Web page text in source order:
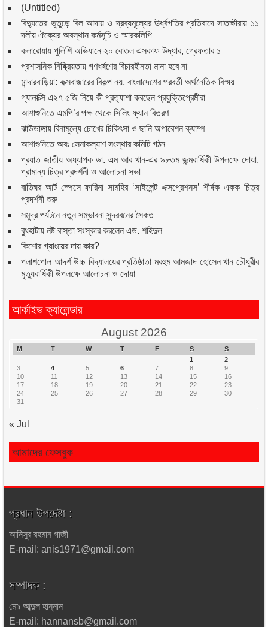
(Untitled)
বিদ্যুতের ভূতুড়ে বিল আদায় ও দ্রব্যমূল্যের ঊর্ধ্বগতির প্রতিবাদে সাতক্ষীরায় ১১
দলীয় ঐক্যের অবস্থান কর্মসূচি ও স্মারকলিপি
কলারোয়ায় পুলিশি অভিযানে ২০ বোতল এসকাফ উদ্ধার, গ্রেফতার ১
প্রশাসনিক নিষ্ক্রিয়তায় গণধর্ষণের বিচারহীনতা মানা হবে না
মান্দারবাড়িয়া: কক্সবাজারের বিকল্প নয়, বাংলাদেশের পরবর্তী অর্থনৈতিক বিস্ময়
গ্যালাক্সি এ২৭ ৫জি নিয়ে কী প্রত্যাশা করছেন প্রযুক্তিপ্রেমীরা
আশাশুনিতে এমপি’র পক্ষ থেকে সিলিং ফ্যান বিতরণ
ঝাউডাঙ্গায় বিনামূল্যে চোখের চিকিৎসা ও ছানি অপারেশন ক্যাম্প
আশাশুনিতে অবঃ সেনাকল্যাণ সংস্থার কমিটি গঠন
প্রয়াত জাতীয় অধ্যাপক ডা. এম আর খান-এর ৯৮তম জন্মবার্ষিকী উপলক্ষে দোয়া,
প্রামান্য চিত্র প্রদর্শনী ও আলোচনা সভা
বাতিঘর আর্ট স্পেসে ফারিনা সামহির ‘সাইলেন্ট এক্সপ্রেশনস’ শীর্ষক একক চিত্র
প্রদর্শনী শুরু
সমুদ্র পর্যটনে নতুন সম্ভাবনা সুন্দরবনের সৈকত
বুধহাটায় নষ্ট রাস্তা সংস্কার করলেন এড. শহিদুল
কিশোর গ্যাংয়ের দায় কার?
পলাশপোল আদর্শ উচ্চ বিদ্যালয়ের প্রতিষ্ঠাতা মরহুম আমজাদ হোসেন খান চৌধুরীর
মৃত্যুবার্ষিকী উপলক্ষে আলোচনা ও দোয়া
আর্কাইভ ক্যালেন্ডার
August 2026
M T W T F S
S
1
2
3
4 5 6 7 8
9
10
11 12 13 14 15
16
17
18 19 20 21 22
23
24
25 26 27 28 29
30
31
« Jul
আমাদের ফেসবুক
প্রধান উপদেষ্টা :
আনিসুর রহমান গাজী
E-mail: anis1971@gmail.com
সম্পাদক :
মোঃ আব্দুল হান্নান
E-mail: hannansb@gmail.com